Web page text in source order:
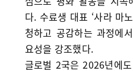
다. 수료생 대표 ‘사라 마
청하고 공감하는 과정에
요성을 강조했다.
글로벌 2국은 2026년에